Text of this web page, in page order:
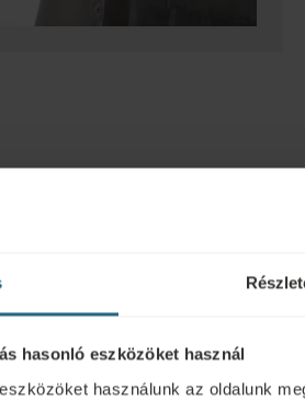
hasonló eszközöket használ
használunk az oldalunk
érhető el.